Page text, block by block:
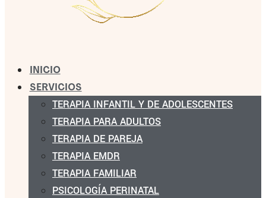
INICIO
SERVICIOS
TERAPIA INFANTIL Y DE ADOLESCENTES
TERAPIA PARA ADULTOS
TERAPIA DE PAREJA
TERAPIA EMDR
TERAPIA FAMILIAR
PSICOLOGÍA PERINATAL